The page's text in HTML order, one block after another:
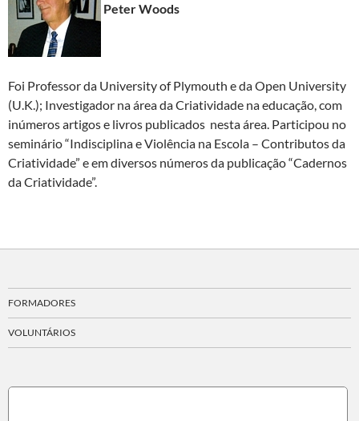
Peter Woods
Foi Professor da University of Plymouth e da Open University
(U.K.); Investigador na área da Criatividade na educação, com
inúmeros artigos e livros publicados nesta área. Participou no
seminário “Indisciplina e Violência na Escola – Contributos da
Criatividade” e em diversos números da publicação “Cadernos
da Criatividade”.
FORMADORES
VOLUNTÁRIOS